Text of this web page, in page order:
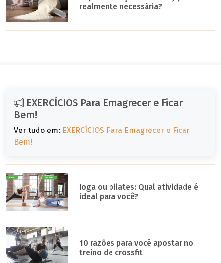
realmente necessária?
EXERCÍCIOS Para Emagrecer e Ficar
Bem!
Ver tudo em: EXERCÍCIOS Para Emagrecer e Ficar
Bem!
Ioga ou pilates: Qual atividade é
ideal para você?
10 razões para você apostar no
treino de crossfit